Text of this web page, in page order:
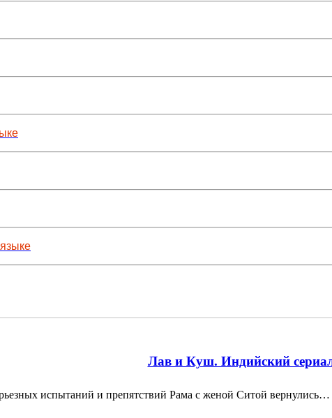
Лав и Куш. Индийский
испытаний и препятствий Рама с женой Ситой вернулись…